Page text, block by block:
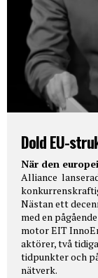
Dold EU-
När den
Alliance
Nästan ett
med en
motor EIT
aktörer, två
tidpunkter och
nätverk.